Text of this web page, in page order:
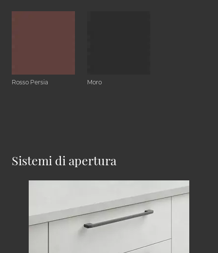
Rosso Persia Moro
Sistemi di apertura